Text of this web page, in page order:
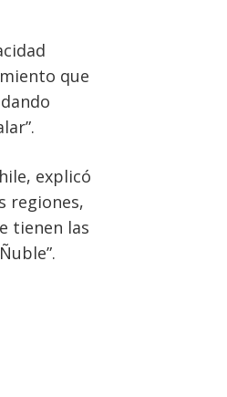
que
explicó
regiones,
tienen las